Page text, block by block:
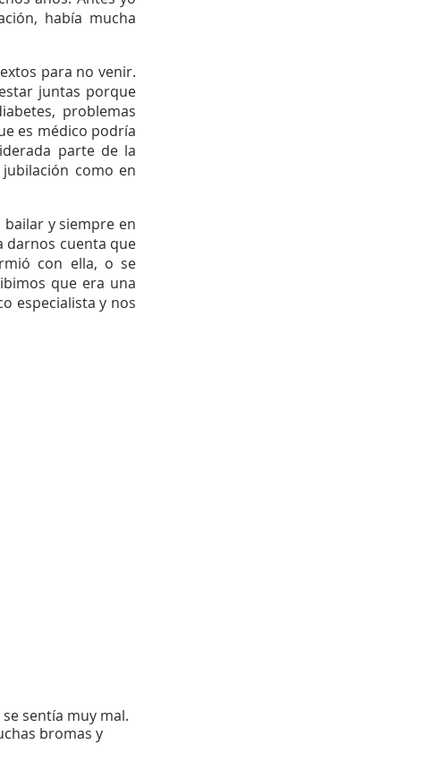
había mucha
para no venir.
juntas porque
problemas
es médico podría
parte de la
como en
bailar y siempre en
darnos cuenta que
con ella, o se
que era una
especialista y nos
sentía muy mal.
bromas y